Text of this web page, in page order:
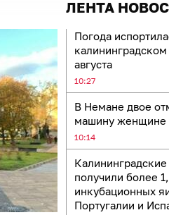
ЛЕНТА
Погода
августа
10:27
В Немане двое
машину женщине
10:14
получили более
инкубационных
Португалии и